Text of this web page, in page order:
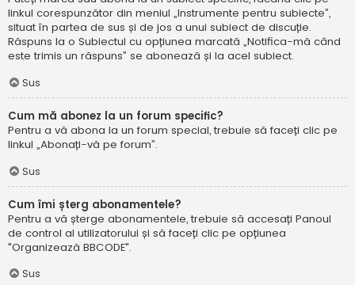
linkul corespunzător din meniul „Instrumente pentru subiecte”,
situat în partea de sus și de jos a unui subiect de discuție.
Răspuns la o Subiectul cu opțiunea marcată „Notifica-mă când
este trimis un răspuns” se abonează și la acel subiect.
Sus
Cum mă abonez la un forum specific?
Pentru a vă abona la un forum special, trebuie să faceți clic pe
linkul „Abonați-vă pe forum”.
Sus
Cum îmi șterg abonamentele?
Pentru a vă șterge abonamentele, trebuie să accesați Panoul
de control al utilizatorului și să faceți clic pe opțiunea
"Organizează BBCODE".
Sus